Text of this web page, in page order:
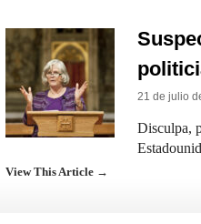
21 de julio
Disculpa,
View This Article →